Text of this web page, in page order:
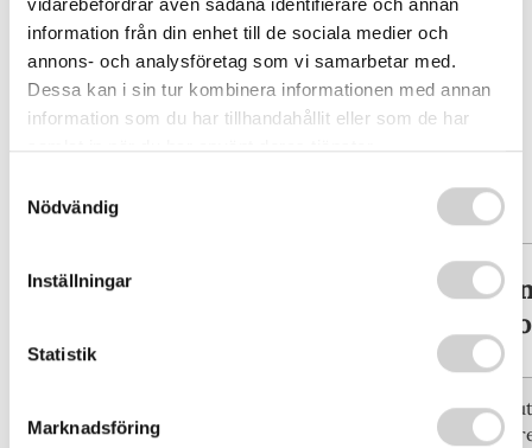
information från din enhet till de sociala medier och
annons- och analysföretag som vi samarbetar med.
Dessa kan i sin tur kombinera informationen med annan
information som du har tillhandahållit eller som de har
samlat in när du har använt deras tjänster.
Nödvändig
Inställningar
Statistik
Marknadsföring
Låt oss kort titta på de olika
Läkemedel
i
Concerta
En del
direkt,